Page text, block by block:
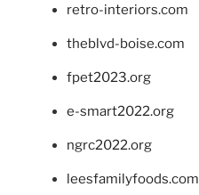
retro-interiors.com
theblvd-boise.com
fpet2023.org
e-smart2022.org
ngrc2022.org
leesfamilyfoods.com